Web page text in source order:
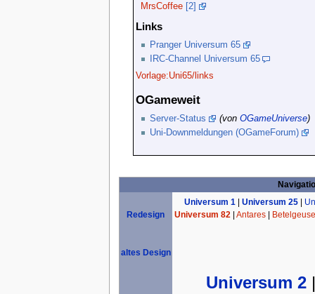
MrsCoffee [2]
Links
Pranger Universum 65
IRC-Channel Universum 65
Vorlage:Uni65/links
OGameweit
Server-Status (von OGameUniverse)
Uni-Downmeldungen (OGameForum)
Redesign
Universum 1 |Universum 25
Universum 82 |Antares
altes Design
Universum 2